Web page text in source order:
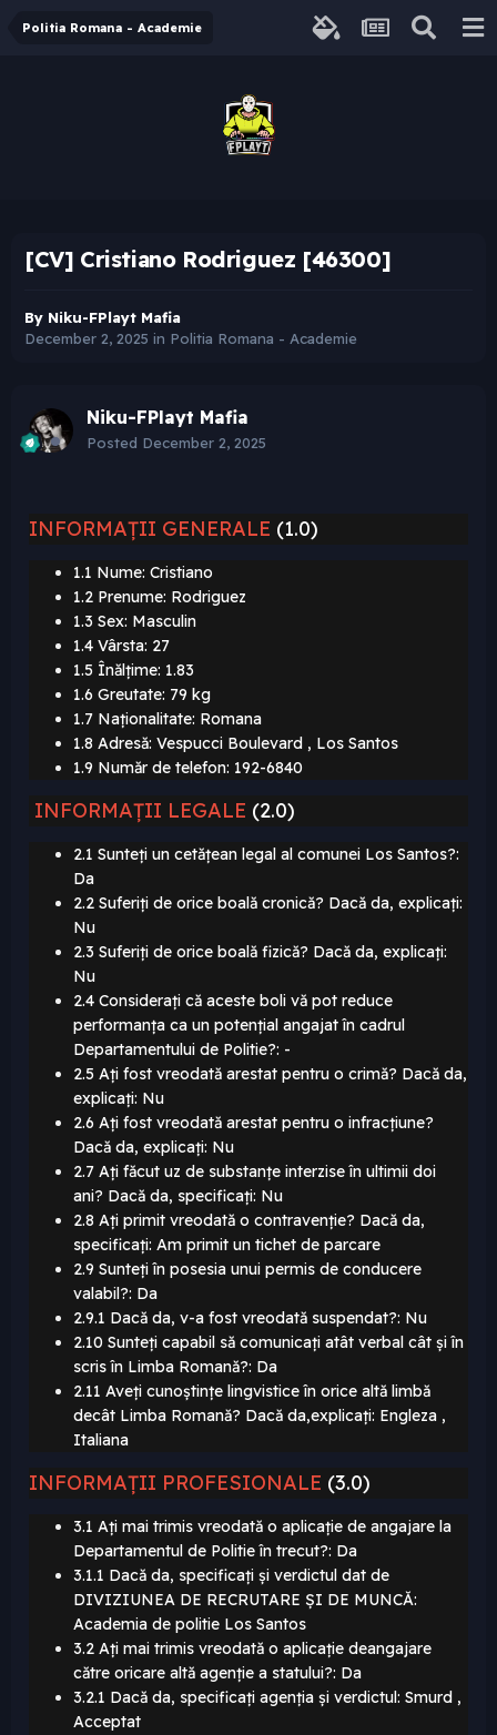
Politia Romana - Academie
[CV] Cristiano Rodriguez [46300]
By Niku-FPlayt Mafia
December 2, 2025 in Politia Romana - Academie
Niku-FPlayt Mafia
Posted December 2, 2025
INFORMAȚII GENERALE (1.0)
1.1 Nume: Cristiano
1.2 Prenume: Rodriguez
1.3 Sex: Masculin
1.4 Vârsta: 27
1.5 Înălțime: 1.83
1.6 Greutate: 79 kg
1.7 Naționalitate: Romana
1.8 Adresă: Vespucci Boulevard , Los Santos
1.9 Număr de telefon: 192-6840
INFORMAȚII LEGALE (2.0)
2.1 Sunteți un cetățean legal al comunei Los Santos?:
Da
2.2 Suferiți de orice boală cronică? Dacă da, explicați:
Nu
2.3 Suferiți de orice boală fizică? Dacă da, explicați:
Nu
2.4 Considerați că aceste boli vă pot reduce
performanța ca un potențial angajat în cadrul
Departamentului de Politie?: -
2.5 Ați fost vreodată arestat pentru o crimă? Dacă da,
explicați: Nu
2.6 Ați fost vreodată arestat pentru o infracțiune?
Dacă da, explicați: Nu
2.7 Ați făcut uz de substanțe interzise în ultimii doi
ani? Dacă da, specificați: Nu
2.8 Ați primit vreodată o contravenție? Dacă da,
specificați: Am primit un tichet de parcare
2.9 Sunteți în posesia unui permis de conducere
valabil?: Da
2.9.1 Dacă da, v-a fost vreodată suspendat?: Nu
2.10 Sunteți capabil să comunicați atât verbal cât și în
scris în Limba Romană?: Da
2.11 Aveți cunoștințe lingvistice în orice altă limbă
decât Limba Romană? Dacă da,explicați: Engleza ,
Italiana
INFORMAȚII PROFESIONALE (3.0)
3.1 Ați mai trimis vreodată o aplicație de angajare la
Departamentul de Politie în trecut?: Da
3.1.1 Dacă da, specificați și verdictul dat de
DIVIZIUNEA DE RECRUTARE ȘI DE MUNCĂ:
Academia de politie Los Santos
3.2 Ați mai trimis vreodată o aplicație deangajare
către oricare altă agenție a statului?: Da
3.2.1 Dacă da, specificați agenția și verdictul: Smurd ,
Acceptat